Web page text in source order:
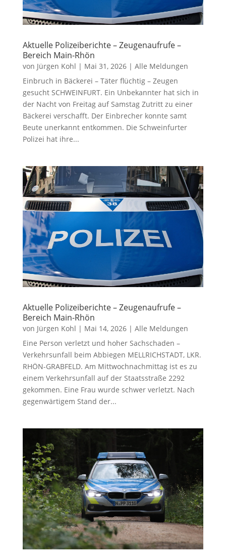
Aktuelle Polizeiberichte – Zeugenaufrufe –
Bereich Main-Rhön
von Jürgen Kohl | Mai 31, 2026| Alle Meldungen
Einbruch in Bäckerei – Täter flüchtig – Zeugen
gesucht SCHWEINFURT. Ein Unbekannter hat sich in
der Nacht von Freitag auf Samstag Zutritt zu einer
Bäckerei verschafft. Der Einbrecher konnte samt
Beute unerkannt entkommen. Die Schweinfurter
Polizei hat ihre...
Aktuelle Polizeiberichte – Zeugenaufrufe –
Bereich Main-Rhön
von Jürgen Kohl | Mai 14, 2026| Alle Meldungen
Eine Person verletzt und hoher Sachschaden –
Verkehrsunfall beim Abbiegen MELLRICHSTADT, LKR.
RHÖN-GRABFELD. Am Mittwochnachmittag ist es zu
einem Verkehrsunfall auf der Staatsstraße 2292
gekommen. Eine Frau wurde schwer verletzt. Nach
gegenwärtigem Stand der...